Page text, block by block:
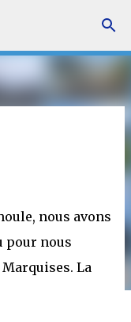
nous avons
pour nous
La